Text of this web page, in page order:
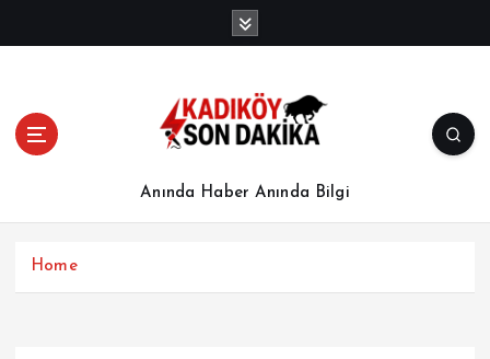
Anında Haber Anında Bilgi
Home